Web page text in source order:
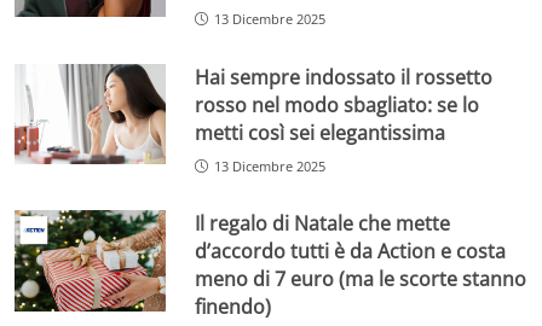
13 Dicembre 2025
Hai sempre indossato il rossetto
rosso nel modo sbagliato: se lo
metti così sei elegantissima
13 Dicembre 2025
Il regalo di Natale che mette
d’accordo tutti è da Action e costa
meno di 7 euro (ma le scorte stanno
finendo)